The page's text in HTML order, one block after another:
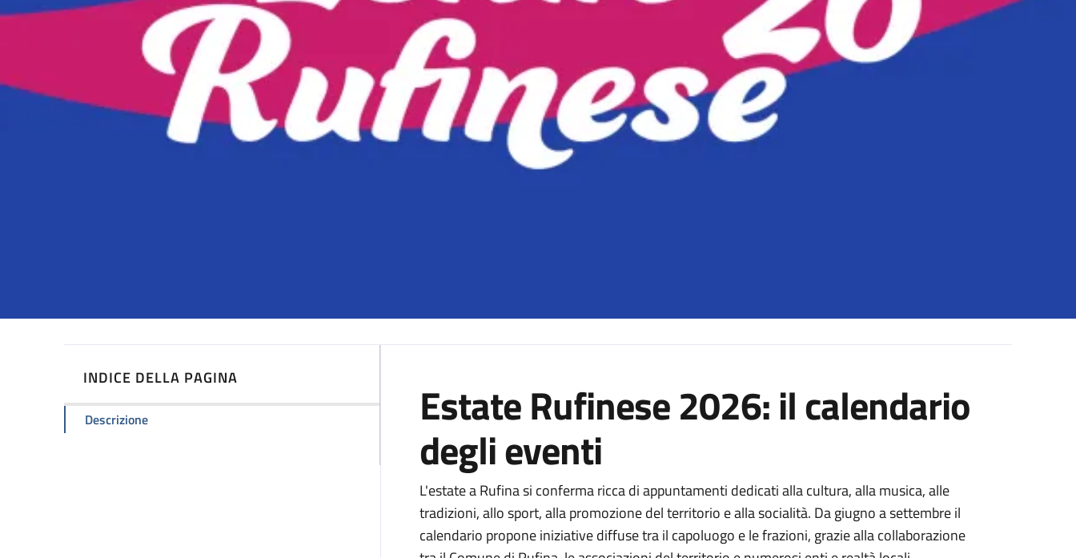
INDICE DELLA PAGINA
Descrizione Descrizione
Estate Rufinese 2026: il calendario
degli eventi
L'estate a Rufina si conferma ricca di appuntamenti dedicati alla cultura, alla musica, alle
tradizioni, allo sport, alla promozione del territorio e alla socialità. Da giugno a settembre il
calendario propone iniziative diffuse tra il capoluogo e le frazioni, grazie alla collaborazione